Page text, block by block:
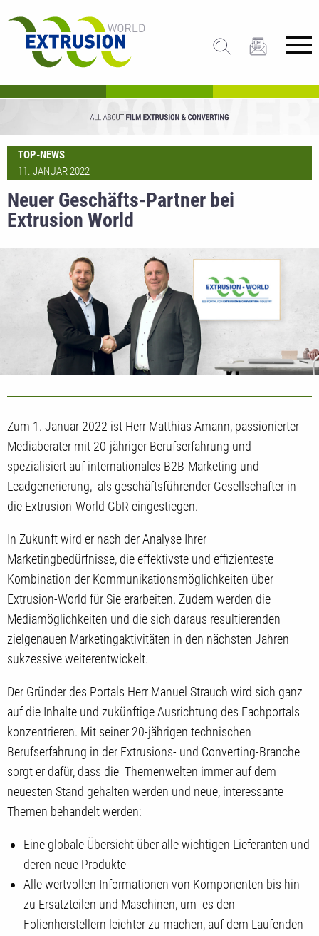
TOP-NEWS
11. JANUAR 2022
Neuer Geschäfts-Partner bei
Extrusion World
Zum 1. Januar 2022 ist Herr Matthias Amann, passionierter
Mediaberater mit 20-jähriger Berufserfahrung und
spezialisiert auf internationales B2B-Marketing und
Leadgenerierung, als geschäftsführender Gesellschafter in
die Extrusion-World GbR eingestiegen.
In Zukunft wird er nach der Analyse Ihrer
Marketingbedürfnisse, die effektivste und effizienteste
Kombination der Kommunikationsmöglichkeiten über
Extrusion-World für Sie erarbeiten. Zudem werden die
Mediamöglichkeiten und die sich daraus resultierenden
zielgenauen Marketingaktivitäten in den nächsten Jahren
sukzessive weiterentwickelt.
Der Gründer des Portals Herr Manuel Strauch wird sich ganz
auf die Inhalte und zukünftige Ausrichtung des Fachportals
konzentrieren. Mit seiner 20-jährigen technischen
Berufserfahrung in der Extrusions- und Converting-Branche
sorgt er dafür, dass die Themenwelten immer auf dem
neuesten Stand gehalten werden und neue, interessante
Themen behandelt werden:
Eine globale Übersicht über alle wichtigen Lieferanten und
deren neue Produkte
Alle wertvollen Informationen von Komponenten bis hin
zu Ersatzteilen und Maschinen, um es den
Folienherstellern leichter zu machen, auf dem Laufenden